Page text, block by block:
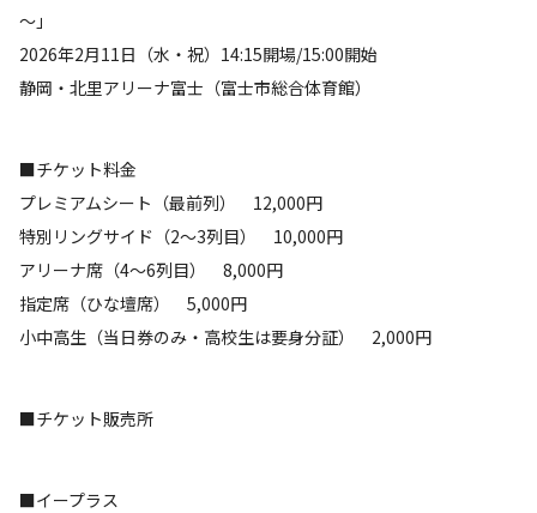
～」
2026年2月11日（水・祝）14:15開場/15:00開始
静岡・北里アリーナ富士（富士市総合体育館）
■チケット料金
プレミアムシート（最前列） 12,000円
特別リングサイド（2～3列目） 10,000円
アリーナ席（4～6列目） 8,000円
指定席（ひな壇席） 5,000円
小中高生（当日券のみ・高校生は要身分証） 2,000円
■チケット販売所
■イープラス